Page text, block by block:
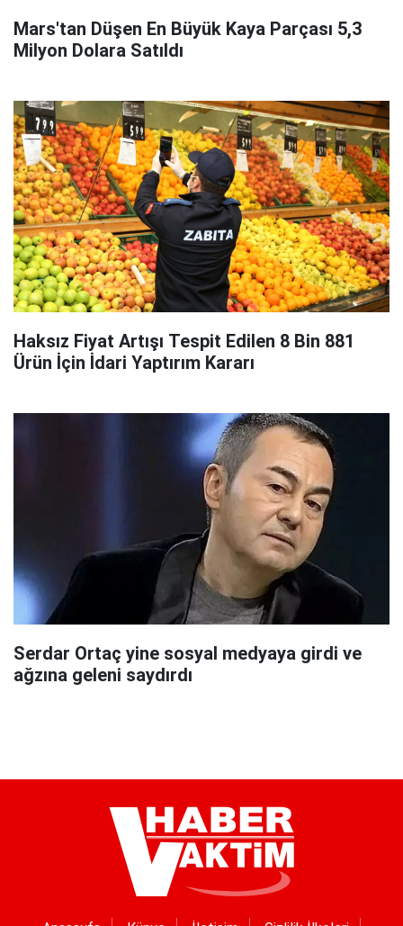
Mars'tan Düşen En Büyük Kaya Parçası 5,3
Milyon Dolara Satıldı
Haksız Fiyat Artışı Tespit Edilen 8 Bin 881
Ürün İçin İdari Yaptırım Kararı
Serdar Ortaç yine sosyal medyaya girdi ve
ağzına geleni saydırdı